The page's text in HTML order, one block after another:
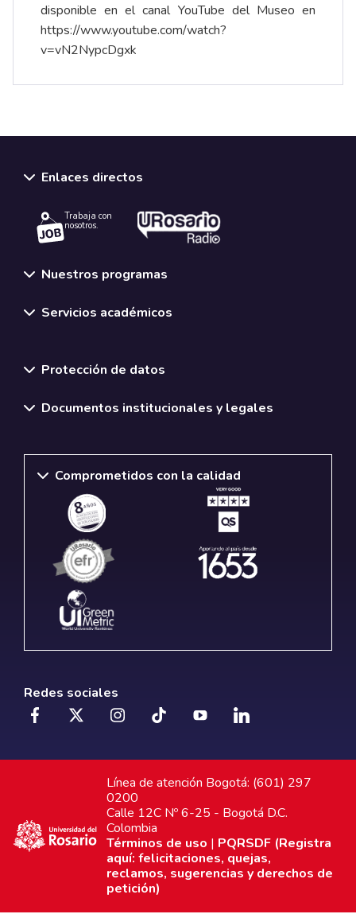
disponible en el canal YouTube del Museo en
https://www.youtube.com/watch?
v=vN2NypcDgxk
Enlaces directos
Trabaja con
nosotros.
Nuestros programas
Servicios académicos
Protección de datos
Documentos institucionales y legales
Comprometidos con la calidad
Redes sociales
Línea de atención Bogotá: (601) 297
0200
Calle 12C Nº 6-25 - Bogotá D.C.
Colombia
Términos de uso | PQRSDF (Registra
aquí: felicitaciones, quejas,
reclamos, sugerencias y derechos de
petición)